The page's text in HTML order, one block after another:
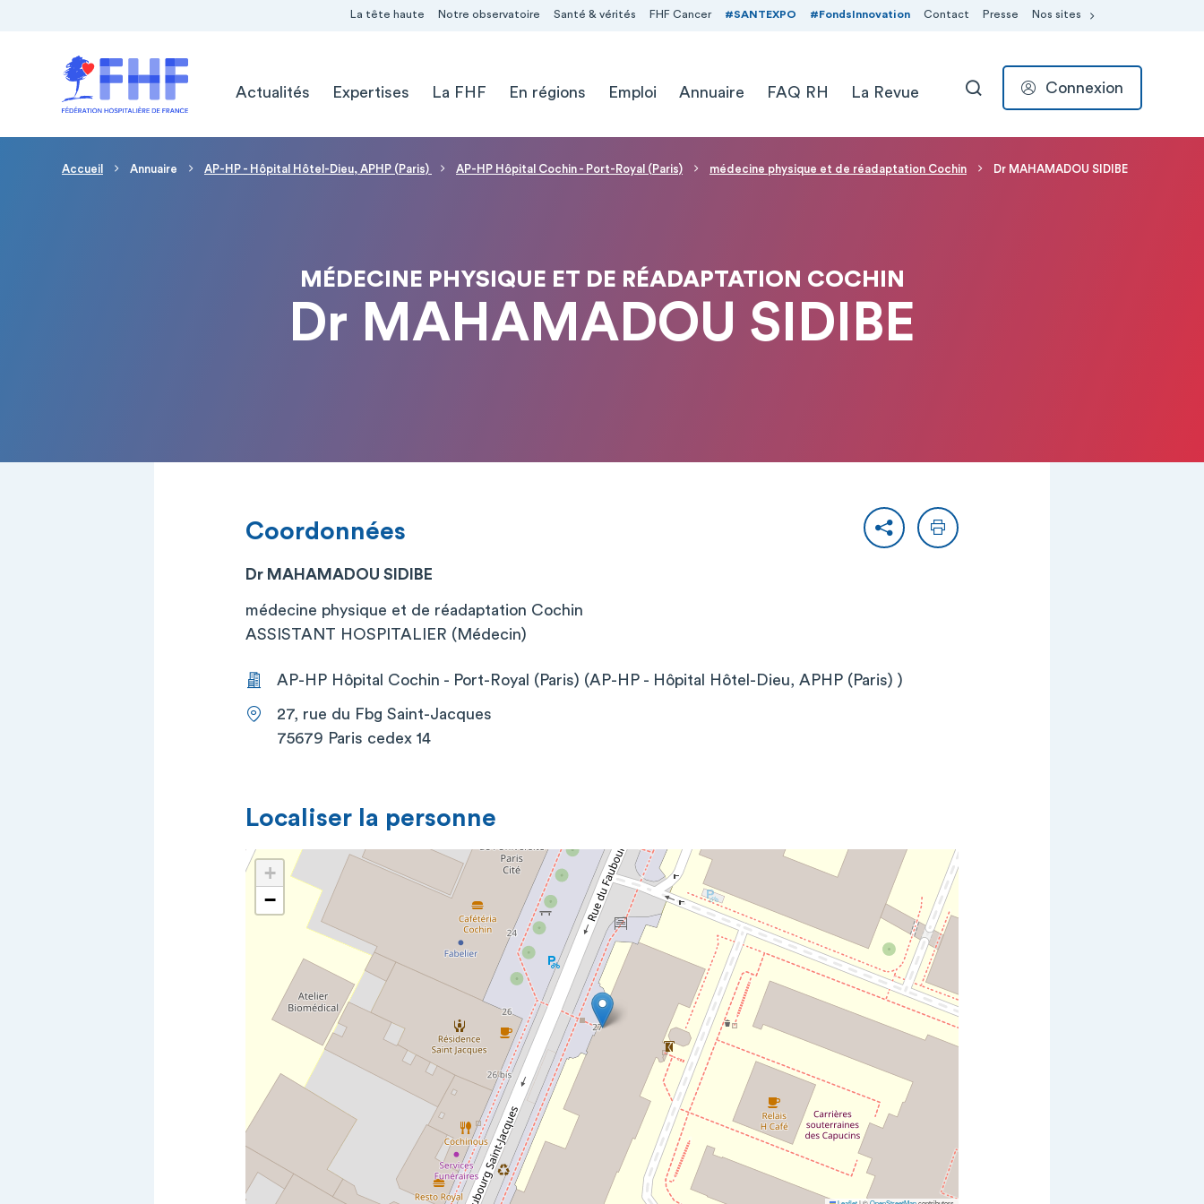
La tête haute Notre observatoire Santé & vérités FHF Cancer #SANTEXPO #FondsInnovation Contact Presse Nos sites
Actualités
Expertises La FHF En régions Emploi Annuaire FAQ RH La Revue RECHERCHER
Connexion
Fil d'Ariane
Accueil Annuaire AP-HP - Hôpital Hôtel-Dieu, APHP (Paris) AP-HP Hôpital Cochin - Port-Royal (Paris) médecine physique et de réadaptation Cochin Dr MAHAMADOU SIDIBE
MÉDECINE PHYSIQUE ET DE RÉADAPTATION COCHIN
Dr MAHAMADOU SIDIBE
PartagerImprimer
Coordonnées
Dr MAHAMADOU SIDIBE
médecine physique et de réadaptation Cochin
ASSISTANT HOSPITALIER (Médecin)
AP-HP Hôpital Cochin - Port-Royal (Paris) (AP-HP - Hôpital Hôtel-Dieu, APHP (Paris) )
27, rue du Fbg Saint-Jacques
75679 Paris cedex 14
Localiser la personne
+
−